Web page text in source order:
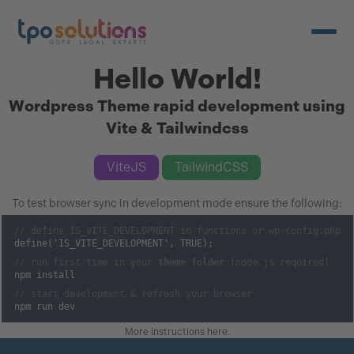
Hello World!
Wordpress Theme rapid development using
Vite & Tailwindcss
ViteJS TailwindCSS
To test browser sync in development mode ensure the following:
define('IS_VITE_DEVELOPMENT', TRUE);
npm install
npm run dev
More instructions here.